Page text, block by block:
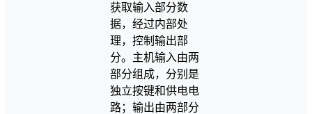
获取输入部分数
据，经过内部处
理，控制输出部
分。主机输入由两
部分组成，分别是
独立按键和供电电
路；输出由两部分